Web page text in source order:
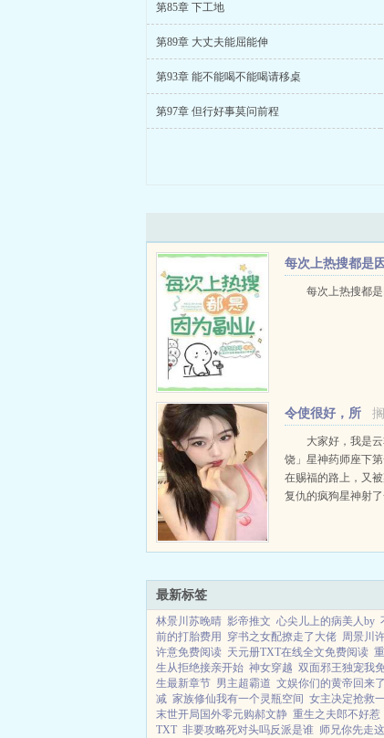
第85章 下工地
第89章 大丈夫能屈能伸
第93章 能不能喝不能喝请移桌
第97章 但行好事莫问前程
每次上热搜都是因
为副业每次上热搜都
令使很好，所
以归巡猎了[星铁]
大家好，我是
饶」星神药师座下
在赐福的路上，又
复仇的疯狗星神射
的友情支持，我现
最新标签
林景川苏晚晴 影帝推文 心尖儿上的病美人by
前的打胎费用
穿书之女配撩走了大佬 周景川
许意免费阅读 天元册TXT在线全文免费阅读
生从拒绝接亲开始 神女穿越 双面邪王独宠我
生最新章节 男主超霸道 文娱你们的黄帝回来
减 家族修仙我有一个灵瓶空间 女主决定抢救
末世开局国外零元购郝文静 重生之夫郎不好惹
TXT 非要攻略死对头吗反派是谁 师兄你先走